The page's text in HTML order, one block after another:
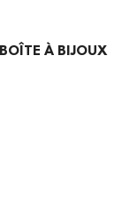
BOÎTE À BIJOUX